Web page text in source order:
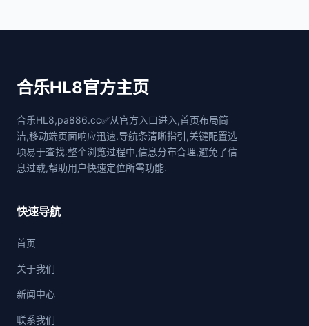
合乐HL8官方主页
合乐HL8,pa886.cc✅从官方入口进入,首页布局简
洁,移动端页面响应迅速.导航条清晰指引,关键配置选
项易于查找.整个浏览过程中,信息分布合理,避免了信
息过载,帮助用户快速定位所需功能.
快速导航
首页
关于我们
新闻中心
联系我们